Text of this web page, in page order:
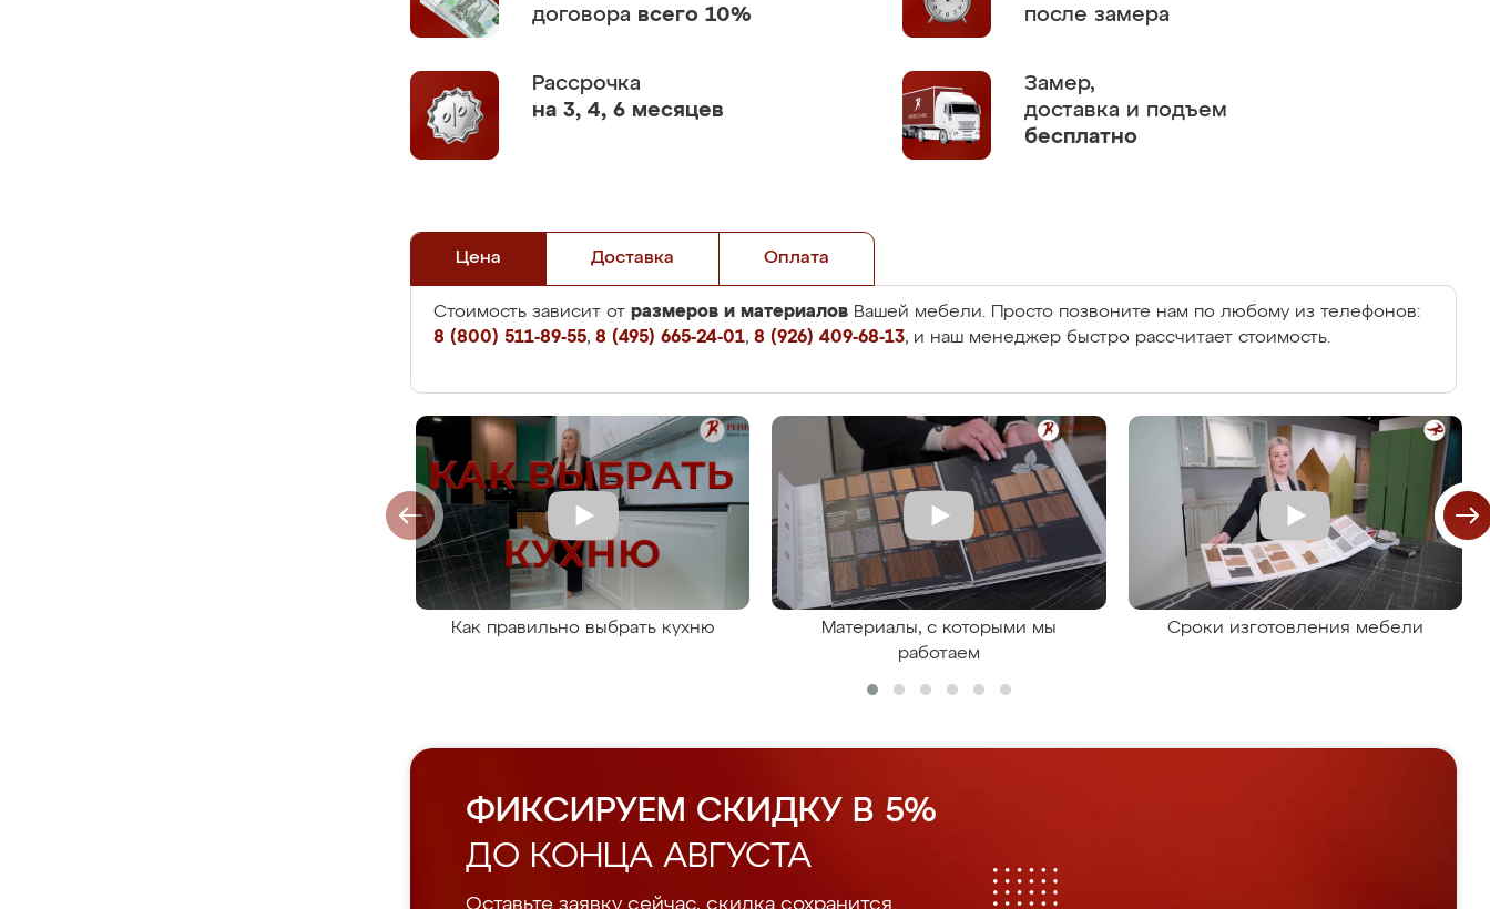
договора всего 10%
после замера
Рассрочка
на 3, 4, 6 месяцев
Замер,
доставка и подъем
бесплатно
Цена Доставка Оплата
Стоимость зависит от размеров и материалов Вашей мебели. Просто позвоните нам по любому из телефонов:
8 (800) 511-89-55, 8 (495) 665-24-01, 8 (926) 409-68-13, и наш менеджер быстро рассчитает стоимость.
Как правильно выбрать кухню
Материалы, с которыми мы
работаем
Сроки изготовления мебели
ФИКСИРУЕМ СКИДКУ В 5%
ДО КОНЦА АВГУСТА
Оставьте заявку сейчас, скидка сохранится.